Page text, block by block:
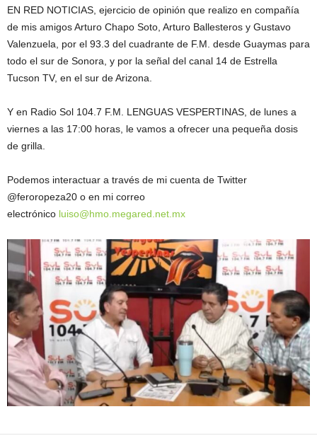
EN RED NOTICIAS, ejercicio de opinión que realizo en compañía
de mis amigos Arturo Chapo Soto, Arturo Ballesteros y Gustavo
Valenzuela, por el 93.3 del cuadrante de F.M. desde Guaymas para
todo el sur de Sonora, y por la señal del canal 14 de Estrella
Tucson TV, en el sur de Arizona.
Y en Radio Sol 104.7 F.M. LENGUAS VESPERTINAS, de lunes a
viernes a las 17:00 horas, le vamos a ofrecer una pequeña dosis
de grilla.
Podemos interactuar a través de mi cuenta de Twitter
@feroropeza20 o en mi correo
electrónico luiso@hmo.megared.net.mx